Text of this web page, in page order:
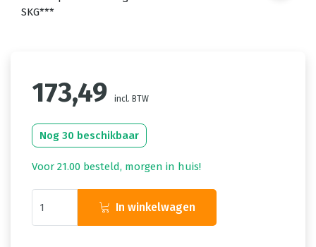
173,49 incl. BTW
Nog 30 beschikbaar
Voor 21.00 besteld, morgen in huis!
In winkelwagen